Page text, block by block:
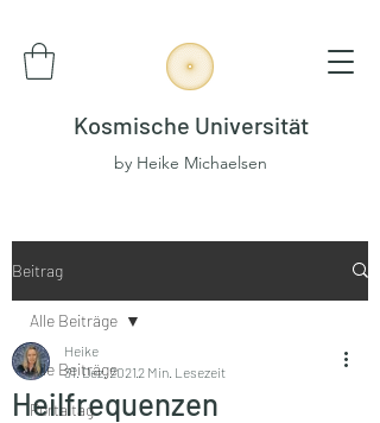
Kosmische Universität
by Heike Michaelsen
Beitrag
Alle Beiträge
Portaltag
Alle Beiträge
Heilfrequenzen
Heike
31. Dez. 20212 Min. Lesezeit